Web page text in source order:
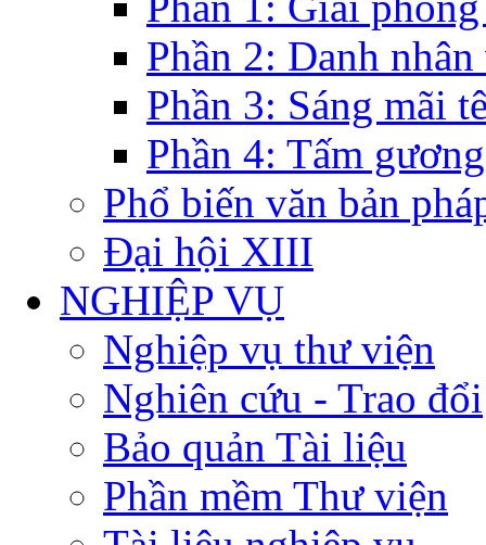
Phần 2: Danh nhân
Phần 3: Sáng mãi
Phần 4: Tấm
Phổ biến văn bản
Đại hội XIII
NGHIỆP VỤ
Nghiệp vụ thư viện
Nghiên cứu - Trao đổi
Bảo quản Tài liệu
Phần mềm Thư viện